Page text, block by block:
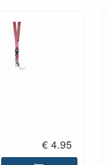
€ 4.95